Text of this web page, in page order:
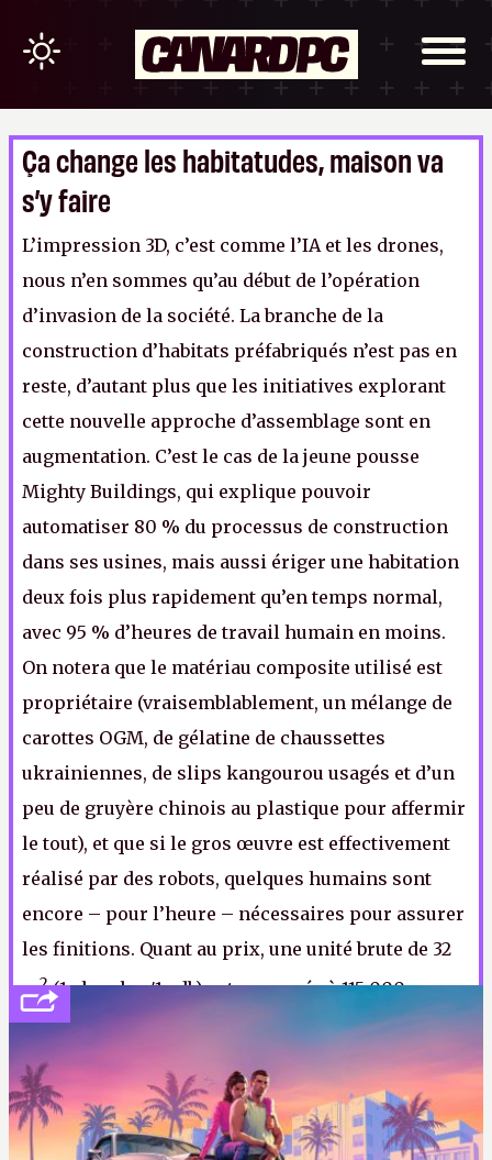
Ça change les habitatudes, maison va
s’y faire
L’impression 3D, c’est comme l’IA et les drones,
nous n’en sommes qu’au début de l’opération
d’invasion de la société. La branche de la
construction d’habitats préfabriqués n’est pas en
reste, d’autant plus que les initiatives explorant
cette nouvelle approche d’assemblage sont en
augmentation. C’est le cas de la jeune pousse
Mighty Buildings, qui explique pouvoir
automatiser 80 % du processus de construction
dans ses usines, mais aussi ériger une habitation
deux fois plus rapidement qu’en temps normal,
avec 95 % d’heures de travail humain en moins.
On notera que le matériau composite utilisé est
propriétaire (vraisemblablement, un mélange de
carottes OGM, de gélatine de chaussettes
ukrainiennes, de slips kangourou usagés et d’un
peu de gruyère chinois au plastique pour affermir
le tout), et que si le gros œuvre est effectivement
réalisé par des robots, quelques humains sont
encore – pour l’heure – nécessaires pour assurer
les finitions. Quant au prix, une unité brute de 32
m2(1 chambre/1 sdb) est proposée à 115 000
dollars quand même, une somme pouvant
grimper jusqu’à 285 000 dollars pour une unité de
133 m2 (3 chambres, 2 sdb). Après, faut aimer vivre
dans un cube. Y en a qui ont essayé, ils ont eu des